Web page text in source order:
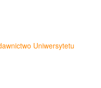
Uniwersytetu